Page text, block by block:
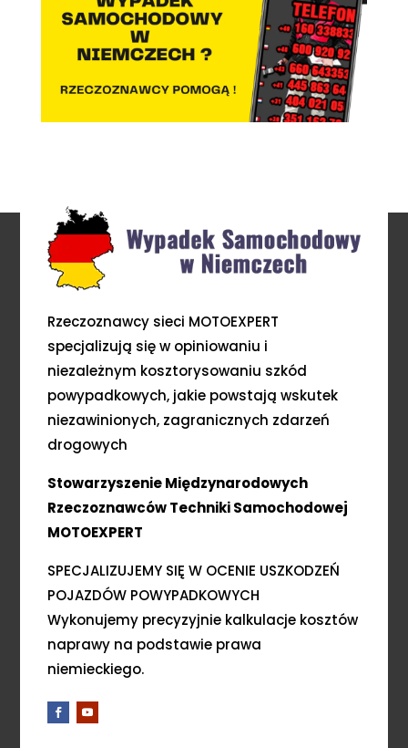
Rzeczoznawcy sieci MOTOEXPERT
specjalizują się w opiniowaniu i
niezależnym kosztorysowaniu szkód
powypadkowych, jakie powstają wskutek
niezawinionych, zagranicznych zdarzeń
drogowych
Stowarzyszenie Międzynarodowych
Rzeczoznawców Techniki Samochodowej
MOTOEXPERT
SPECJALIZUJEMY SIĘ W OCENIE USZKODZEŃ
POJAZDÓW POWYPADKOWYCH
Wykonujemy precyzyjnie kalkulacje kosztów
naprawy na podstawie prawa
niemieckiego.